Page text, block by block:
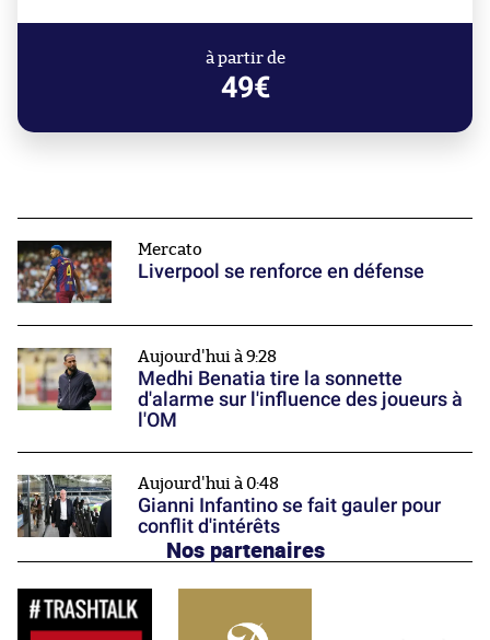
à partir de
49€
Mercato
Liverpool se renforce en défense
Aujourd'hui à 9:28
Medhi Benatia tire la sonnette
d'alarme sur l'influence des joueurs à
l'OM
Aujourd'hui à 0:48
Gianni Infantino se fait gauler pour
conflit d'intérêts
Nos partenaires